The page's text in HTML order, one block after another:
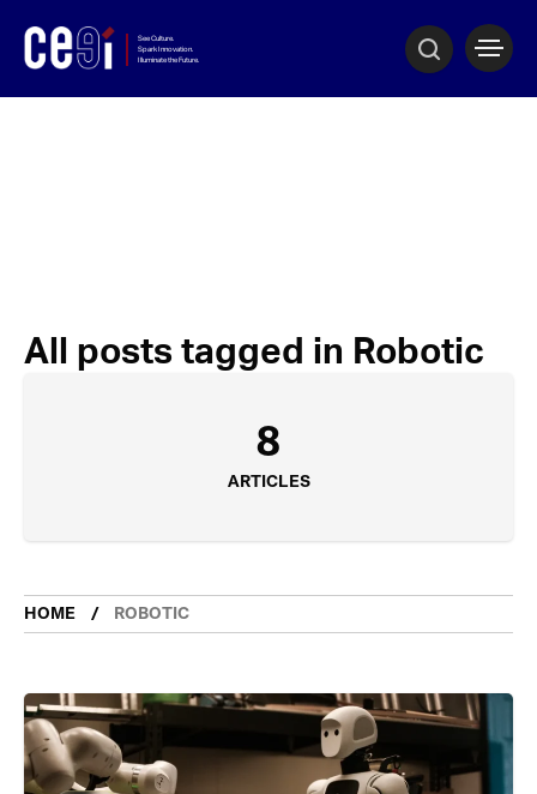
All posts tagged in Robotic
8
ARTICLES
HOME ROBOTIC